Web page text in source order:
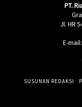
PT.
Jl. HR
E-
SUSUNAN REDAKSI